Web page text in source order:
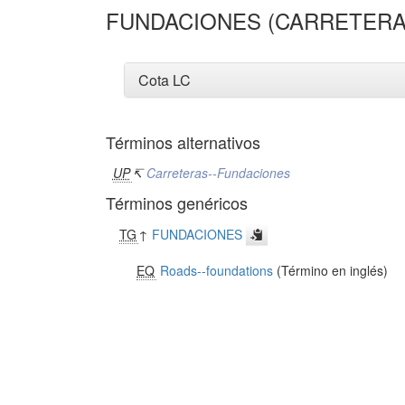
FUNDACIONES
Cota LC
Términos alternativos
UP ↸Carreteras--Fundaciones
Términos genéricos
TG ↑ FUNDACIONES
EQ Roads--foundations (Término en inglés)